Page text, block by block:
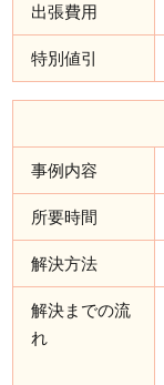
出張費用
特別値引
事例内容
所要時間
解決方法
解決までの流
れ